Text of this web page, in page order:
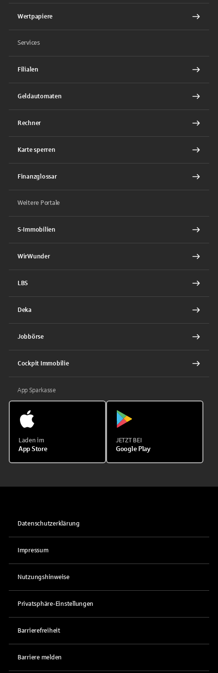
Wertpapiere
Services
Filialen
Geldautomaten
Rechner
Karte sperren
Finanzglossar
Weitere Portale
S-Immobilien
WirWunder
LBS
Deka
Jobbörse
Cockpit Immobilie
App Sparkasse
Laden im
App Store
JETZT BEI
Google Play
Datenschutzerklärung
Impressum
Nutzungshinweise
Privatsphäre-Einstellungen
Barrierefreiheit
Barriere melden